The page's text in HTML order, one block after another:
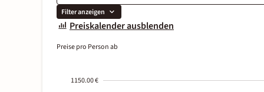
Filter anzeigen
Preiskalender ausblenden
Preise pro Person ab
1150.00 €